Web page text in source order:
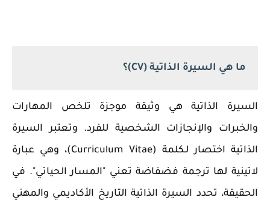
ما هي السيرة الذاتية (CV)؟
السيرة الذاتية هي وثيقة موجزة تلخص المهارات
والخبرات والإنجازات الشخصية للفرد. وتعتبر السيرة
الذاتية اختصار لـكلمة (Curriculum Vitae)، وهي عبارة
لاتينية لها ترجمة فضفاضة تعني "المسار الحياتي". في
الحقيقة، تحدد السيرة الذاتية التاريخ الأكاديمي والمهني